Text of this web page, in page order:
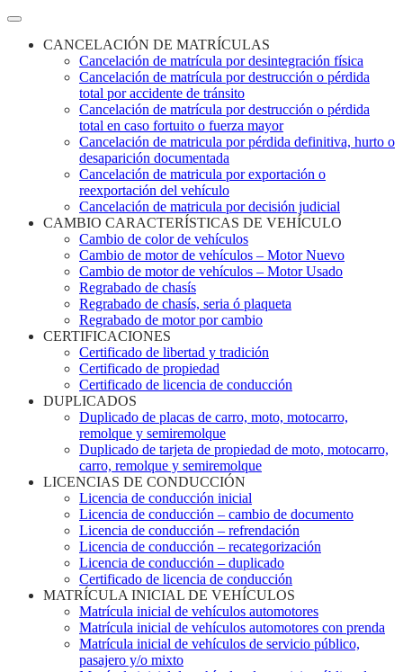
CANCELACIÓN DE MATRÍCULAS
Cancelación de matrícula por desintegración física
Cancelación de matrícula por destrucción o pérdida
total por accidente de tránsito
Cancelación de matrícula por destrucción o pérdida
total en caso fortuito o fuerza mayor
Cancelación de matricula por pérdida definitiva, hurto o
desaparición documentada
Cancelación de matricula por exportación o
reexportación del vehículo
Cancelación de matricula por decisión judicial
CAMBIO CARACTERÍSTICAS DE VEHÍCULO
Cambio de color de vehículos
Cambio de motor de vehículos – Motor Nuevo
Cambio de motor de vehículos – Motor Usado
Regrabado de chasís
Regrabado de chasís, seria ó plaqueta
Regrabado de motor por cambio
CERTIFICACIONES
Certificado de libertad y tradición
Certificado de propiedad
Certificado de licencia de conducción
DUPLICADOS
Duplicado de placas de carro, moto, motocarro,
remolque y semiremolque
Duplicado de tarjeta de propiedad de moto, motocarro,
carro, remolque y semiremolque
LICENCIAS DE CONDUCCIÓN
Licencia de conducción inicial
Licencia de conducción – cambio de documento
Licencia de conducción – refrendación
Licencia de conducción – recategorización
Licencia de conducción – duplicado
Certificado de licencia de conducción
MATRÍCULA INICIAL DE VEHÍCULOS
Matrícula inicial de vehículos automotores
Matrícula inicial de vehículos automotores con prenda
Matrícula inicial de vehículos de servicio público,
pasajero y/o mixto